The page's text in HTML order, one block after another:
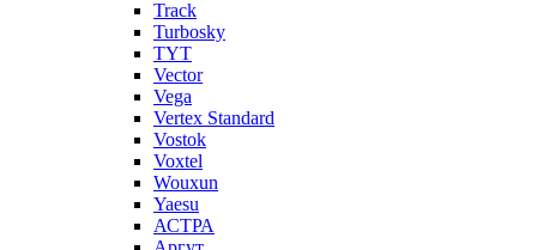
Track
Turbosky
TYT
Vector
Vega
Vertex Standard
Vostok
Voxtel
Wouxun
Yaesu
АСТРА